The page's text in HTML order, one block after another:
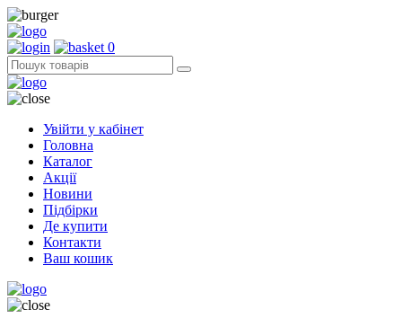
0
Увійти у кабінет
Головна
Каталог
Акції
Новини
Підбірки
Де купити
Контакти
Ваш кошик